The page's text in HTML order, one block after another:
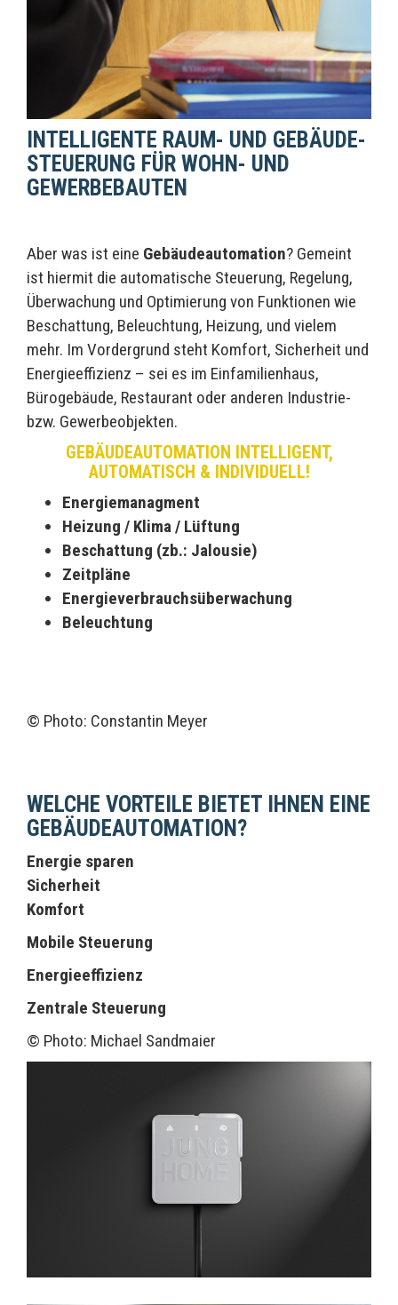
INTELLIGENTE RAUM- UND GEBÄUDE­
STEUERUNG FÜR WOHN- UND
GEWERBE­BAUTEN
Aber was ist eine Gebäudeautomation? Gemeint
ist hiermit die automatische Steuerung, Regelung,
Überwachung und Optimierung von Funktionen wie
Beschattung, Beleuchtung, Heizung, und vielem
mehr. Im Vordergrund steht Komfort, Sicherheit und
Energieeffizienz – sei es im Einfamilienhaus,
Bürogebäude, Restaurant oder anderen Industrie-
bzw. Gewerbeobjekten.
GEBÄUDEAUTOMATION INTELLIGENT,
AUTOMATISCH & INDIVIDUELL!
Energiemanagment
Heizung / Klima / Lüftung
Beschattung (zb.: Jalousie)
Zeitpläne
Energieverbrauchsüberwachung
Beleuchtung
© Photo: Constantin Meyer
WELCHE VORTEILE BIETET IHNEN EINE
GEBÄUDEAUTOMATION?
Energie sparen
Sicherheit
Komfort
Mobile Steuerung
Energieeffizienz
Zentrale Steuerung
© Photo: Michael Sandmaier